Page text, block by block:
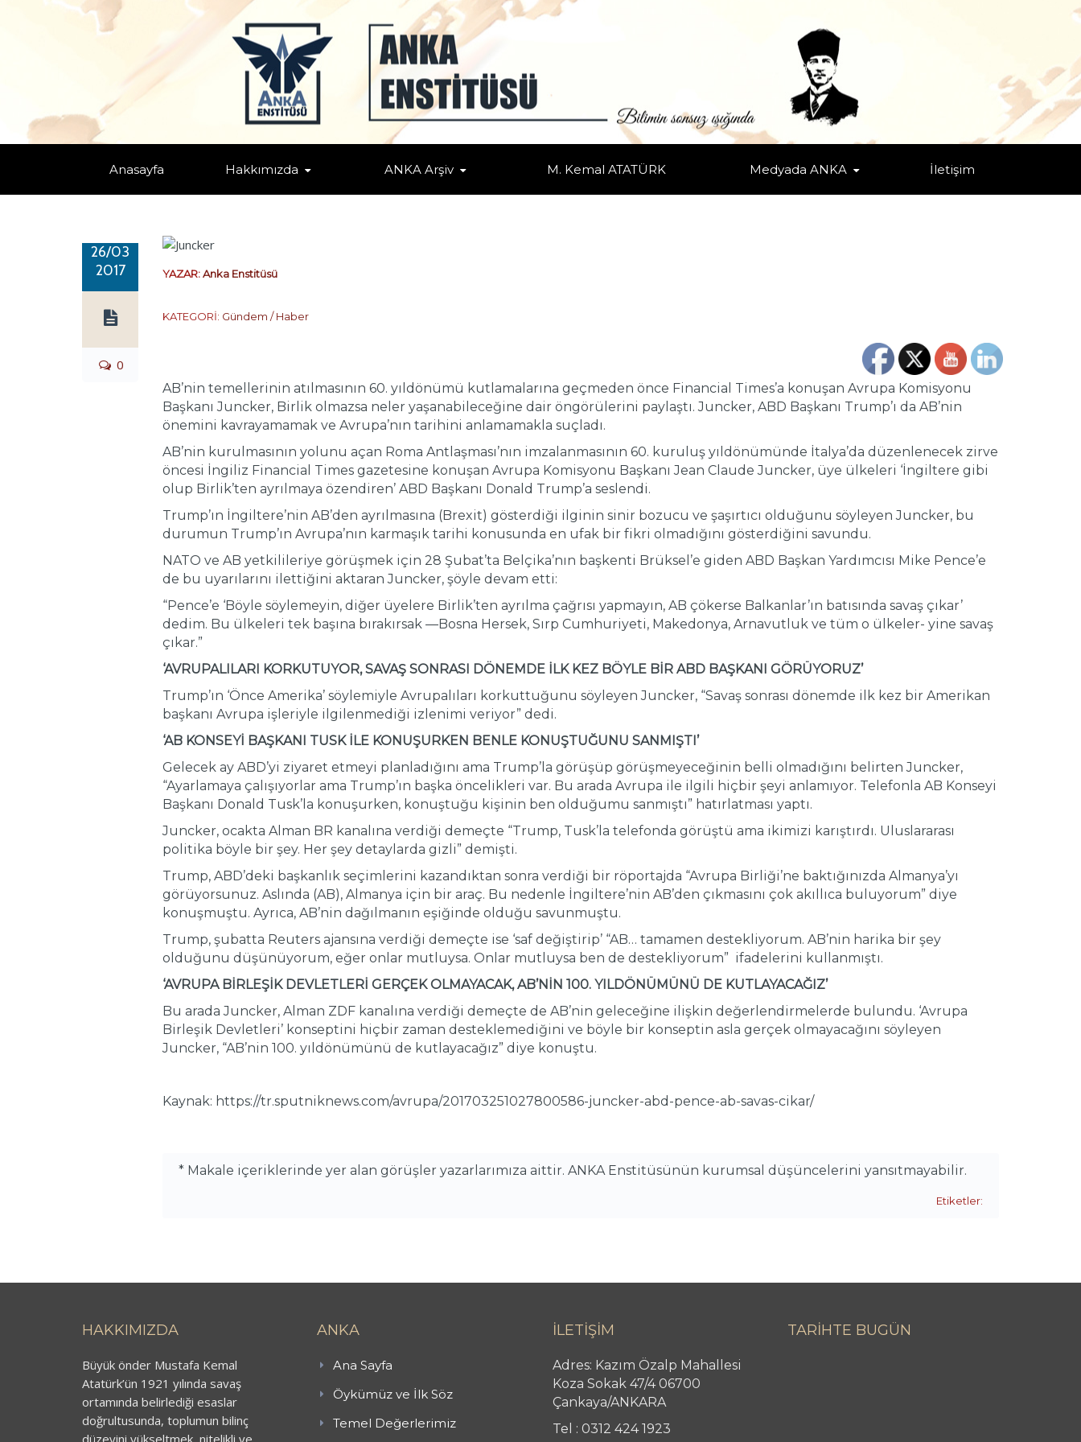
Anasayfa Hakkımızda ANKA Arşiv M. Kemal ATATÜRK Medyada ANKA İletişim
JUNCKER: ABD’YE ‘SAVAŞ ÇIKAR’ DEDİM
26/03
2017
0
YAZAR:Anka Enstitüsü
KATEGORİ: Gündem / Haber
AB’nin temellerinin atılmasının 60. yıldönümü kutlamalarına geçmeden önce Financial Times’a konuşan Avrupa Komisyonu
Başkanı Juncker, Birlik olmazsa neler yaşanabileceğine dair öngörülerini paylaştı. Juncker, ABD Başkanı Trump’ı da AB’nin
önemini kavrayamamak ve Avrupa’nın tarihini anlamamakla suçladı.
AB’nin kurulmasının yolunu açan Roma Antlaşması’nın imzalanmasının 60. kuruluş yıldönümünde İtalya’da düzenlenecek zirve
öncesi İngiliz Financial Times gazetesine konuşan Avrupa Komisyonu Başkanı Jean Claude Juncker, üye ülkeleri ‘İngiltere gibi
olup Birlik’ten ayrılmaya özendiren’ ABD Başkanı Donald Trump’a seslendi.
Trump’ın İngiltere’nin AB’den ayrılmasına (Brexit) gösterdiği ilginin sinir bozucu ve şaşırtıcı olduğunu söyleyen Juncker, bu
durumun Trump’ın Avrupa’nın karmaşık tarihi konusunda en ufak bir fikri olmadığını gösterdiğini savundu.
NATO ve AB yetkilileriye görüşmek için 28 Şubat’ta Belçika’nın başkenti Brüksel’e giden ABD Başkan Yardımcısı Mike Pence’e
de bu uyarılarını ilettiğini aktaran Juncker, şöyle devam etti:
“Pence’e ‘Böyle söylemeyin, diğer üyelere Birlik’ten ayrılma çağrısı yapmayın, AB çökerse Balkanlar’ın batısında savaş çıkar’
dedim. Bu ülkeleri tek başına bırakırsak —Bosna Hersek, Sırp Cumhuriyeti, Makedonya, Arnavutluk ve tüm o ülkeler- yine savaş
çıkar.”
‘AVRUPALILARI KORKUTUYOR, SAVAŞ SONRASI DÖNEMDE İLK KEZ BÖYLE BİR ABD BAŞKANI GÖRÜYORUZ’
Trump’ın ‘Önce Amerika’ söylemiyle Avrupalıları korkuttuğunu söyleyen Juncker, “Savaş sonrası dönemde ilk kez bir Amerikan
başkanı Avrupa işleriyle ilgilenmediği izlenimi veriyor” dedi.
‘AB KONSEYİ BAŞKANI TUSK İLE KONUŞURKEN BENLE KONUŞTUĞUNU SANMIŞTI’
Gelecek ay ABD’yi ziyaret etmeyi planladığını ama Trump’la görüşüp görüşmeyeceğinin belli olmadığını belirten Juncker,
“Ayarlamaya çalışıyorlar ama Trump’ın başka öncelikleri var. Bu arada Avrupa ile ilgili hiçbir şeyi anlamıyor. Telefonla AB Konseyi
Başkanı Donald Tusk’la konuşurken, konuştuğu kişinin ben olduğumu sanmıştı” hatırlatması yaptı.
Juncker, ocakta Alman BR kanalına verdiği demeçte “Trump, Tusk’la telefonda görüştü ama ikimizi karıştırdı. Uluslararası
politika böyle bir şey. Her şey detaylarda gizli” demişti.
Trump, ABD’deki başkanlık seçimlerini kazandıktan sonra verdiği bir röportajda “Avrupa Birliği’ne baktığınızda Almanya’yı
görüyorsunuz. Aslında (AB), Almanya için bir araç. Bu nedenle İngiltere’nin AB’den çıkmasını çok akıllıca buluyorum” diye
konuşmuştu. Ayrıca, AB’nin dağılmanın eşiğinde olduğu savunmuştu.
Trump, şubatta Reuters ajansına verdiği demeçte ise ‘saf değiştirip’ “AB… tamamen destekliyorum. AB’nin harika bir şey
olduğunu düşünüyorum, eğer onlar mutluysa. Onlar mutluysa ben de destekliyorum” ifadelerini kullanmıştı.
‘AVRUPA BİRLEŞİK DEVLETLERİ GERÇEK OLMAYACAK, AB’NİN 100. YILDÖNÜMÜNÜ DE KUTLAYACAĞIZ’
Bu arada Juncker, Alman ZDF kanalına verdiği demeçte de AB’nin geleceğine ilişkin değerlendirmelerde bulundu. ‘Avrupa
Birleşik Devletleri’ konseptini hiçbir zaman desteklemediğini ve böyle bir konseptin asla gerçek olmayacağını söyleyen
Juncker, “AB’nin 100. yıldönümünü de kutlayacağız” diye konuştu.
Kaynak: https://tr.sputniknews.com/avrupa/201703251027800586-juncker-abd-pence-ab-savas-cikar/
* Makale içeriklerinde yer alan görüşler yazarlarımıza aittir. ANKA Enstitüsünün kurumsal düşüncelerini yansıtmayabilir.
Etiketler:
HAKKIMIZDA
Büyük önder Mustafa Kemal
Atatürk’ün 1921 yılında savaş
ortamında belirlediği esaslar
doğrultusunda, toplumun bilinç
ANKA
Ana Sayfa
Öykümüz ve İlk Söz
Temel Değerlerimiz
İLETİŞİM
Adres: Kazım Özalp Mahallesi
Koza Sokak 47/4 06700
Çankaya/ANKARA
Tel : 0312 424 1923
TARİHTE BUGÜN